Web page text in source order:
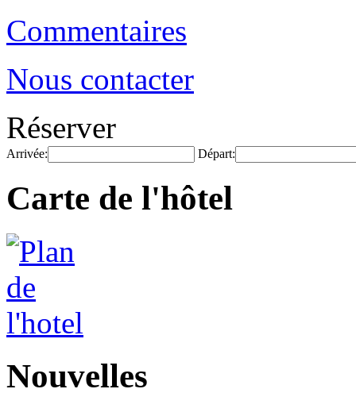
Commentaires
Nous contacter
Réserver
Arrivée: Départ:
Carte de l'hôtel
Nouvelles